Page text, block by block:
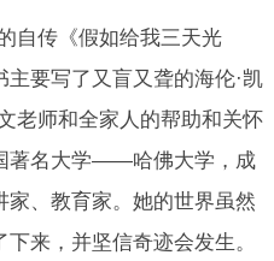
自传《假如给我三天光
要写了又盲又聋的海伦·凯
老师和全家人的帮助和关怀
著名大学——哈佛大学，成
家、教育家。她的世界虽然
来，并坚信奇迹会发生。